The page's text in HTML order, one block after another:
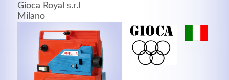
Gioca Royal s.r.l
Milano
Lorem ipsum dolor sit amet, consectetuer adipiscing
elit. Aenean commodo ligula eget dolor.
MEHR INFOS